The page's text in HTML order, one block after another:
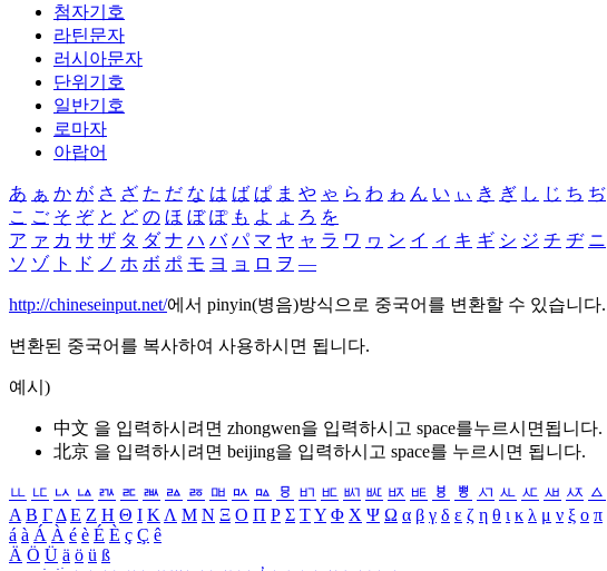
첨자기호
라틴문자
러시아문자
단위기호
일반기호
로마자
아랍어
あ ぁ か が さ ざ た だ な は ば ぱ ま や ゃ ら わ ゎ ん い ぃ き ぎ し じ ち ぢ
こ ご そ ぞ と ど の ほ ぼ ぽ も よ ょ ろ を
ア ァ カ サ ザ タ ダ ナ ハ バ パ マ ヤ ャ ラ ワ ヮ ン イ ィ キ ギ シ ジ チ ヂ ニ
ソ ゾ ト ド ノ ホ ボ ポ モ ヨ ョ ロ ヲ ―
http://chineseinput.net/에서 pinyin(병음)방식으로 중국어를 변환할 수 있습니다.
변환된 중국어를 복사하여 사용하시면 됩니다.
예시)
中文 을 입력하시려면 zhongwen을 입력하시고 space를누르시면됩니다.
北京 을 입력하시려면 beijing을 입력하시고 space를 누르시면 됩니다.
ㅥ ㅦ ㅧ ㅨ ㅩ ㅪ ㅫ ㅬ ㅭ ㅮ ㅯ ㅰ ㅱ ㅲ ㅳ ㅴ ㅵ ㅶ ㅷ ㅸ ㅹ ㅺ ㅻ ㅼ ㅽ ㅾ ㅿ
Α Β ΓΔ Ε Ζ Η Θ Ι ΚΛ Μ Ν Ξ Ο Π Ρ Σ ΤΥ Φ Χ Ψ Ω α β γ δ ε ζ η θ ι κ λ μ ν ξ ο π
á à Á À é è É È ç Ç ê
Ä Ö Ü ä ö ü ß